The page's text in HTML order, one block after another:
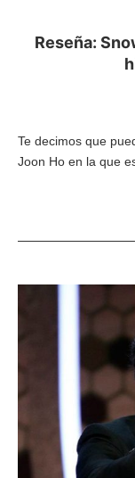
Reseña:
Te decimos que
Joon Ho en la que